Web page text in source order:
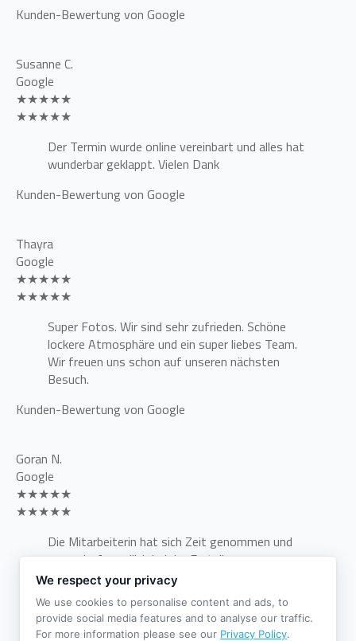
Kunden-Bewertung von Google
Susanne C.
Google
★★★★★
★★★★★
Der Termin wurde online vereinbart und alles hat
wunderbar geklappt. Vielen Dank
Kunden-Bewertung von Google
Thayra
Google
★★★★★
★★★★★
Super Fotos. Wir sind sehr zufrieden. Schöne
lockere Atmosphäre und ein super liebes Team.
Wir freuen uns schon auf unseren nächsten
Besuch.
Kunden-Bewertung von Google
Goran N.
Google
★★★★★
★★★★★
Die Mitarbeiterin hat sich Zeit genommen und
war sehr freundlich bei der Erstellung von
Passfotos für meine Tochter. Der Preis ist im
Vergleich zum lokalen Marktbegleiter auch
günstiger. Einzig die Parkplatzsituation ist
unbefriedigend, aber ich hatte ja auch zu Fuß
We respect your privacy
We use cookies to personalise content and ads, to
provide social media features and to analyse our traffic.
For more information please see our Privacy Policy.